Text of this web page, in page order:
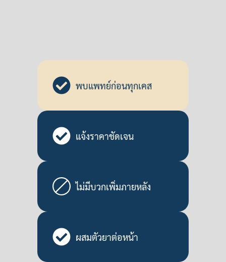
พบแพทย์ก่อนทุกเคส
แจ้งราคาชัดเจน
ไม่มีบวกเพิ่มภายหลัง
ผสมตัวยาต่อหน้า